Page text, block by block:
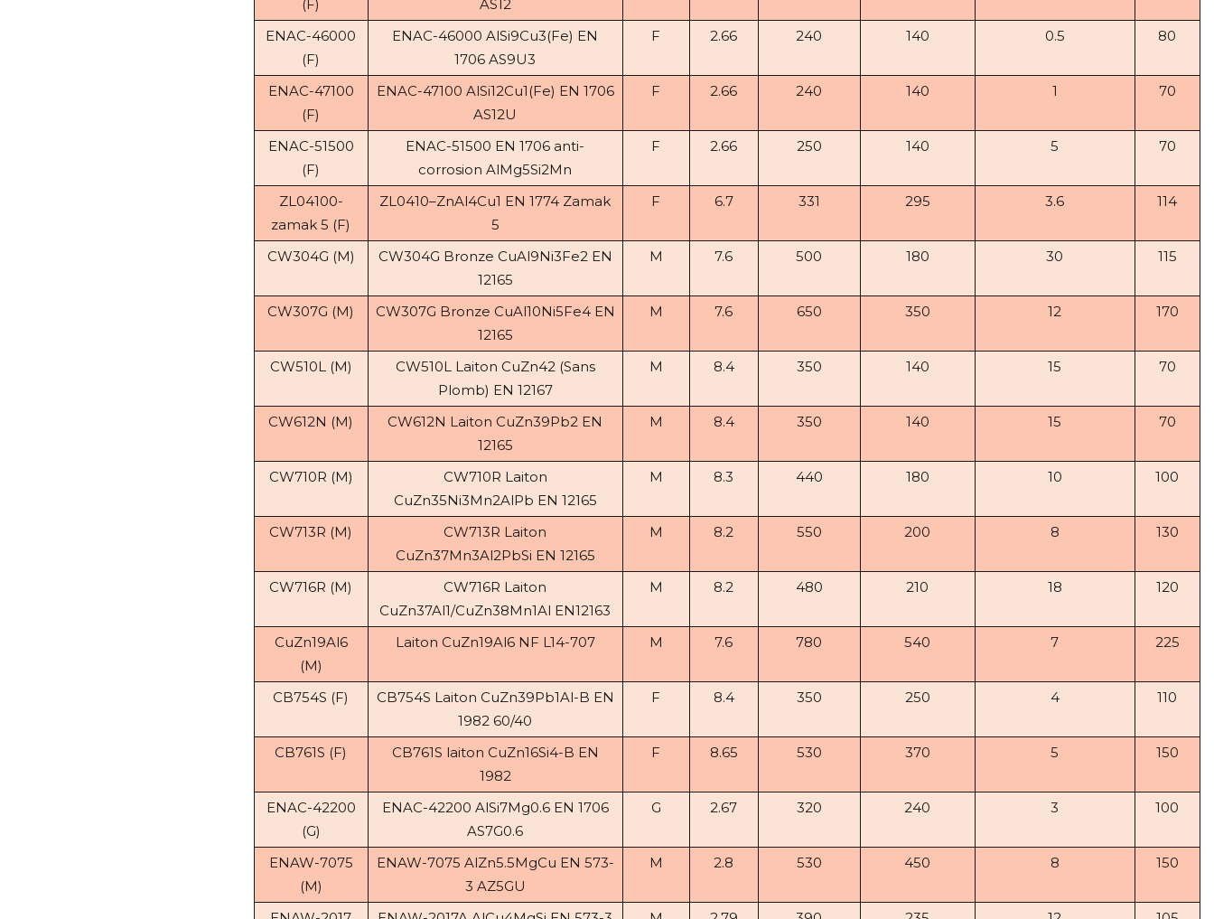
(F)
AS12
ENAC-46000
(F)
ENAC-46000 AlSi9Cu3(Fe) EN
1706 AS9U3
F 2.66 240 140 0.5 80
ENAC-47100
(F)
ENAC-47100 AlSi12Cu1(Fe) EN 1706
AS12U
F 2.66 240 140 1 70
ENAC-51500
(F)
ENAC-51500 EN 1706 anti-
corrosion AlMg5Si2Mn
F 2.66 250 140 5 70
ZL04100-
zamak 5 (F)
ZL0410–ZnAl4Cu1 EN 1774 Zamak
5
F 6.7 331 295 3.6 114
CW304G (M)
CW304G Bronze CuAl9Ni3Fe2 EN
12165
M 7.6 500 180 30 115
CW307G (M)
CW307G Bronze CuAl10Ni5Fe4 EN
12165
M 7.6 650 350 12 170
CW510L (M)
CW510L Laiton CuZn42 (Sans
Plomb) EN 12167
M 8.4 350 140 15 70
CW612N (M)
CW612N Laiton CuZn39Pb2 EN
12165
M 8.4 350 140 15 70
CW710R (M)
CW710R Laiton
CuZn35Ni3Mn2AlPb EN 12165
M 8.3 440 180 10 100
CW713R (M)
CW713R Laiton
CuZn37Mn3Al2PbSi EN 12165
M 8.2 550 200 8 130
CW716R (M)
CW716R Laiton
CuZn37Al1/CuZn38Mn1Al EN12163
M 8.2 480 210 18 120
CuZn19Al6
(M)
Laiton CuZn19Al6 NF L14-707 M 7.6 780 540 7 225
CB754S (F)
CB754S Laiton CuZn39Pb1Al-B EN
1982 60/40
F 8.4 350 250 4 110
CB761S (F)
CB761S laiton CuZn16Si4-B EN
1982
F 8.65 530 370 5 150
ENAC-42200
(G)
ENAC-42200 AlSi7Mg0.6 EN 1706
AS7G0.6
G 2.67 320 240 3 100
ENAW-7075
(M)
ENAW-7075 AlZn5.5MgCu EN 573-
3 AZ5GU
M 2.8 530 450 8 150